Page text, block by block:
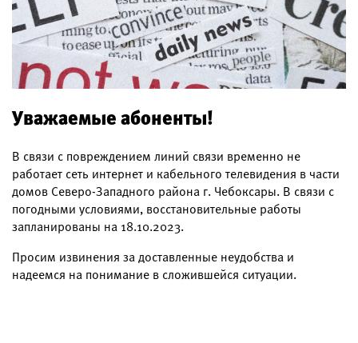
Уважаемые абоненты!
В связи с повреждением линий связи временно не
работает сеть интернет и кабельного телевидения в части
домов Северо-Западного района г. Чебоксары. В связи с
погодными условиями, восстановительные работы
запланированы на 18.10.2023.
Просим извинения за доставленные неудобства и
надеемся на понимание в сложившейся ситуации.